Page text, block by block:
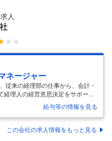
店舗を後方支援する部署でのキャ
出。希望部署やその為に取
人
ネージャー
従来の経理部の仕事から、会計・
経理人の経営意思決定をサポート
られています。 そのような背景の
チームを構築することとなり、中
【業務内容】 スギビジネスサービ
プ通算税務、子会社決算、など全
給与等の情報を見る
この会社の求人情報をもっと見る